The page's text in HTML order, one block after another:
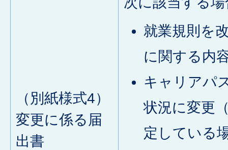
（別紙様式4）
変更に係る届
出書
就業規則を
に関する内
キャリアパ
状況に変更
定している